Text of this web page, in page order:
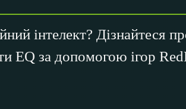
інтелект? Дізнайтеся
EQ за допомогою ігор